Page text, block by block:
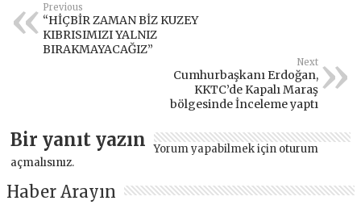
Previous
“HİÇBİR ZAMAN BİZ KUZEY
KIBRISIMIZI YALNIZ
BIRAKMAYACAĞIZ”
Next
Cumhurbaşkanı Erdoğan,
KKTC’de Kapalı Maraş
bölgesinde İnceleme yaptı
Bir yanıt yazın Yorum yapabilmek için oturum
açmalısınız.
Haber Arayın